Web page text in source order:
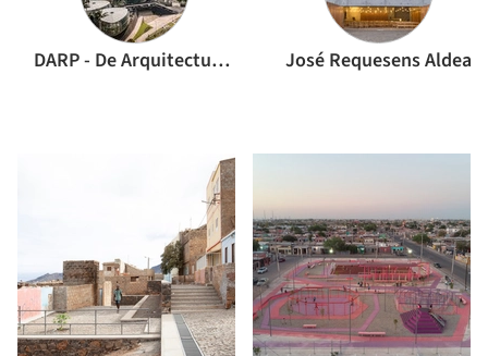
DARP - De Arquitectura y Paisaje José Requesens Aldea